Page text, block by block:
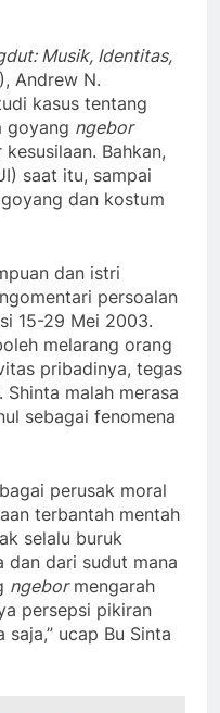
Musik, Identitas,
Andrew N.
kasus tentang
goyang ngebor
Bahkan,
saat itu, sampai
dan kostum
dan istri
persoalan
15-29 Mei 2003.
melarang orang
pribadinya, tegas
malah merasa
sebagai fenomena
perusak moral
terbantah mentah
selalu buruk
dan dari sudut mana
ngebormengarah
persepsi pikiran
ucap Bu Sinta